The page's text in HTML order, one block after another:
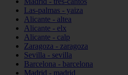
Las-palmas - yaiza
Alicante - altea
Alicante - elx
Alicante - calp
Zaragoza - zaragoza
Sevilla - sevilla
Barcelona - barcelona
Madrid - madrid